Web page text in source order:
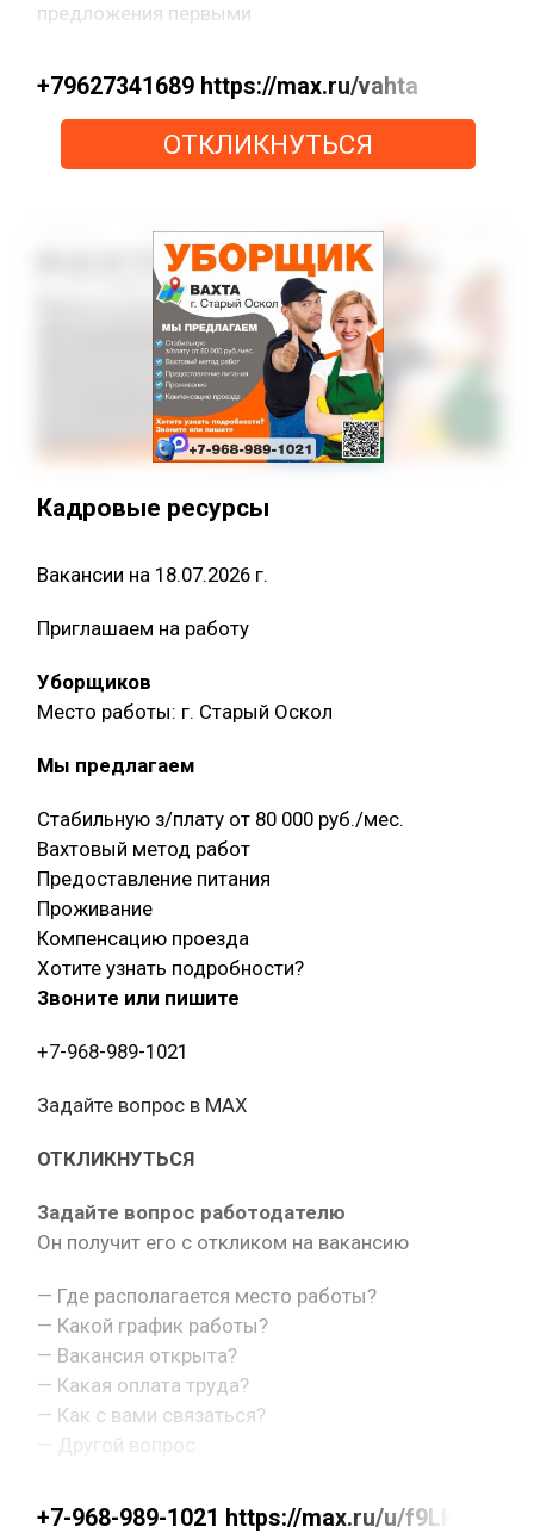
предложения первыми
+79627341689 https://max.ru/vahta
ОТКЛИКНУТЬСЯ
Кадровые ресурсы
Вакансии на 18.07.2026 г.
Приглашаем на работу
Уборщиков
Место работы: г. Старый Оскол
Мы предлагаем
Стабильную з/плату от 80 000 руб./мес.
Вахтовый метод работ
Предоставление питания
Проживание
Компенсацию проезда
Хотите узнать подробности?
Звоните или пишите
+7-968-989-1021
Задайте вопрос в MAX
ОТКЛИКНУТЬСЯ
Задайте вопрос работодателю
Он получит его с откликом на вакансию
— Где располагается место работы?
— Какой график работы?
— Вакансия открыта?
— Какая оплата труда?
— Как с вами связаться?
— Другой вопрос.
+7-968-989-1021 https://max.ru/u/